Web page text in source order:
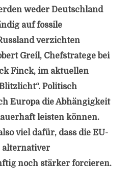
weder Deutschland
auf fossile
verzichten
Greil, Chefstratege bei
Finck, im aktuellen
Politisch
Europa die Abhängigkeit
leisten können.
viel dafür, dass die EU-
alternativer
noch stärker forcieren.